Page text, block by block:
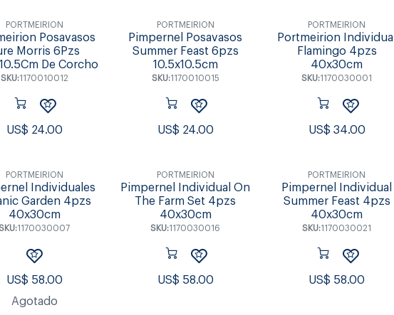
PORTMEIRION
Posavasos
Morris 6Pzs
De Corcho
SKU:1170010012
US$ 24.00
PORTMEIRION
Pimpernel Posavasos
Summer Feast 6pzs
10.5x10.5cm
SKU:1170010015
US$ 24.00
PORTMEIRION
Portmeirion Individual
Flamingo 4pzs
40x30cm
SKU:1170030001
US$ 34.00
PORTMEIRION
Individuales
Garden 4pzs
40x30cm
1170030007
US$ 58.00
Agotado
PORTMEIRION
Pimpernel Individual On
The Farm Set 4pzs
40x30cm
SKU:1170030016
US$ 58.00
PORTMEIRION
Pimpernel Individual
Summer Feast 4pzs
40x30cm
SKU:1170030021
US$ 58.00